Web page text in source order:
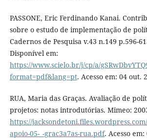
PASSONE, Eric Ferdinando Kanai.
sobre o estudo de implementação de
Cadernos de Pesquisa v.43 n.149 p.596-
Disponível em:
https://www.scielo.br/j/cp/a/
format=pdf&lang=pt. Acesso em: 04 out.
RUA, Maria das Graças. Avaliação de
projetos: notas introdutórias. Mimeo:
https://
apoio-05-_-grac3a7as-rua.pdf. Acesso